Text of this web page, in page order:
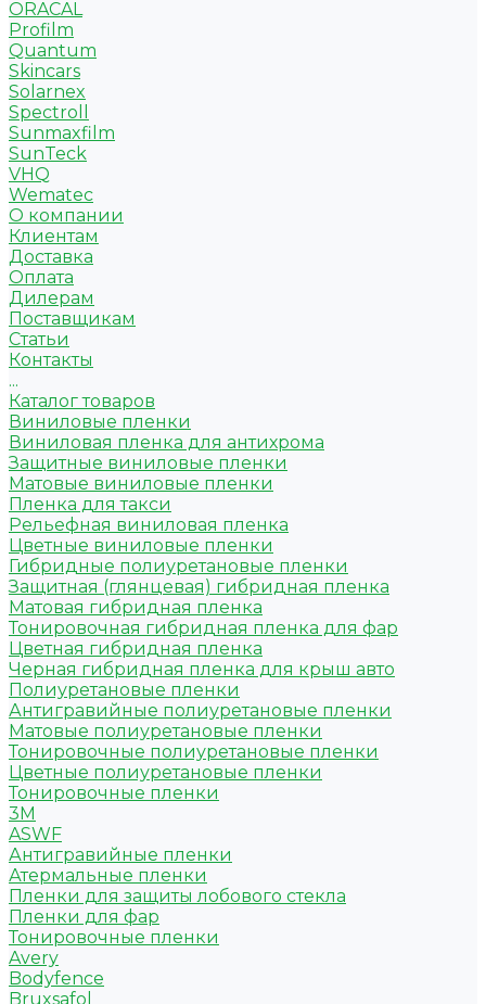
ORACAL
Profilm
Quantum
Skincars
Solarnex
Spectroll
Sunmaxfilm
SunTeck
VHQ
Wematec
О компании
Клиентам
Доставка
Оплата
Дилерам
Поставщикам
Статьи
Контакты
...
Каталог товаров
Виниловые пленки
Виниловая пленка для антихрома
Защитные виниловые пленки
Матовые виниловые пленки
Пленка для такси
Рельефная виниловая пленка
Цветные виниловые пленки
Гибридные полиуретановые пленки
Защитная (глянцевая) гибридная пленка
Матовая гибридная пленка
Тонировочная гибридная пленка для фар
Цветная гибридная пленка
Черная гибридная пленка для крыш авто
Полиуретановые пленки
Антигравийные полиуретановые пленки
Матовые полиуретановые пленки
Тонировочные полиуретановые пленки
Цветные полиуретановые пленки
Тонировочные пленки
3M
ASWF
Антигравийные пленки
Атермальные пленки
Пленки для защиты лобового стекла
Пленки для фар
Тонировочные пленки
Avery
Bodyfence
Bruxsafol